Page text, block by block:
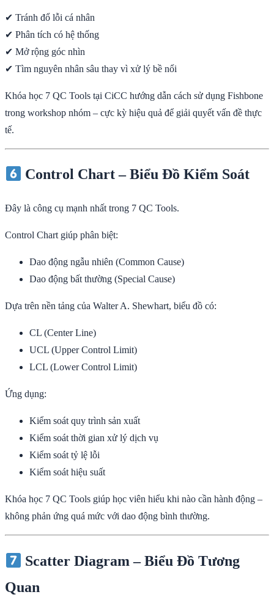
✔ Tránh đổ lỗi cá nhân
✔ Phân tích có hệ thống
✔ Mở rộng góc nhìn
✔ Tìm nguyên nhân sâu thay vì xử lý bề nổi
Khóa học 7 QC Tools tại CiCC hướng dẫn cách sử dụng Fishbone
trong workshop nhóm – cực kỳ hiệu quả để giải quyết vấn đề thực
tế.
Control Chart – Biểu Đồ Kiểm Soát
Đây là công cụ mạnh nhất trong 7 QC Tools.
Control Chart giúp phân biệt:
Dao động ngẫu nhiên (Common Cause)
Dao động bất thường (Special Cause)
Dựa trên nền tảng của Walter A. Shewhart, biểu đồ có:
CL (Center Line)
UCL (Upper Control Limit)
LCL (Lower Control Limit)
Ứng dụng:
Kiểm soát quy trình sản xuất
Kiểm soát thời gian xử lý dịch vụ
Kiểm soát tỷ lệ lỗi
Kiểm soát hiệu suất
Khóa học 7 QC Tools giúp học viên hiểu khi nào cần hành động –
không phản ứng quá mức với dao động bình thường.
Scatter Diagram – Biểu Đồ Tương
Quan